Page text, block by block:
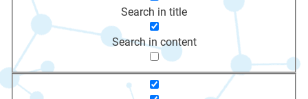
Search in title
Search in content